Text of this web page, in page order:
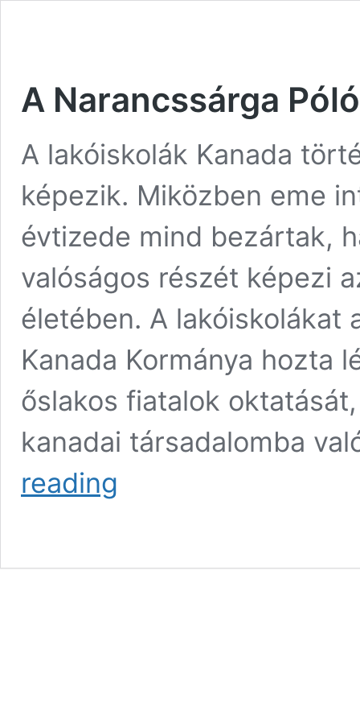
A Narancssárga
A lakóiskolák Kanada
képezik. Miközben eme
évtizede mind bezártak,
valóságos részét képezi
életében. A lakóiskolákat
Kanada Kormánya hozta
őslakos fiatalok
kanadai társadalomba
reading